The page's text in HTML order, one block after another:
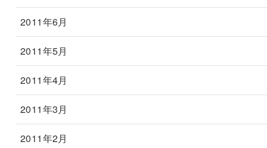
2011年6月
2011年5月
2011年4月
2011年3月
2011年2月